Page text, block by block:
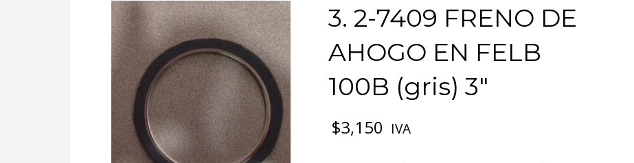
3. 2-7409 FRENO DE
AHOGO EN FELB
100B (gris) 3″
$3,150 IVA